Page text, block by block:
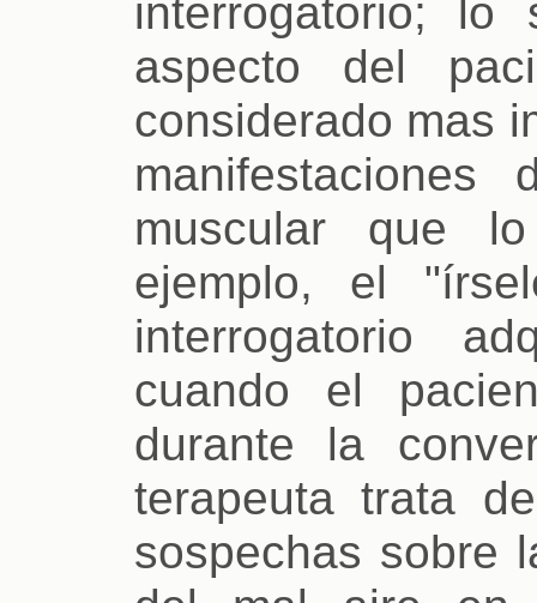
interrogatorio; lo
aspecto del
considerado mas
manifestaciones
muscular que
ejemplo, el
interrogatorio
cuando el
durante la
terapeuta trata
sospechas sobre